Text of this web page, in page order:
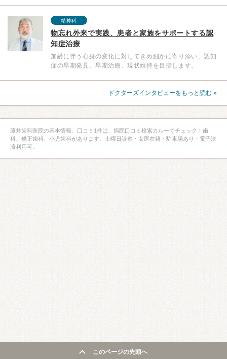
精神科
物忘れ外来で実践、患者と家族をサポートする認
知症治療
加齢に伴う心身の変化に対してきめ細かに寄り添い、認知
症の早期発見、早期治療、現状維持を目指します。
ドクターズインタビューをもっと読む »
藤井歯科医院の基本情報、口コミ1件は、病院口コミ検索カルーでチェック！歯
科、矯正歯科、小児歯科があります。土曜日診察・女医在籍・駐車場あり・電子決
済利用可。
このページの先頭へ